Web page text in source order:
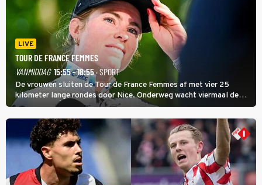
LIVE
TOUR DE FRANCE FEMMES
VANMIDDAG 15:55 - 18:55· SPORT
De vrouwen sluiten de Tour de France Femmes af met vier 25
kilometer lange rondes door Nice. Onderweg wacht viermaal de
zware Col d'Èze. Aan de finish op de Promenade des Anglais krijgt
de eindwinnaar de laatste gele trui.